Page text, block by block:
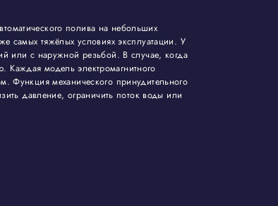
полива на небольших
самых тяжёлых условиях эксплуатации. У
или с наружной резьбой. В случае, когда
модель электромагнитного
Функция механического принудительного
давление, ограничить поток воды или